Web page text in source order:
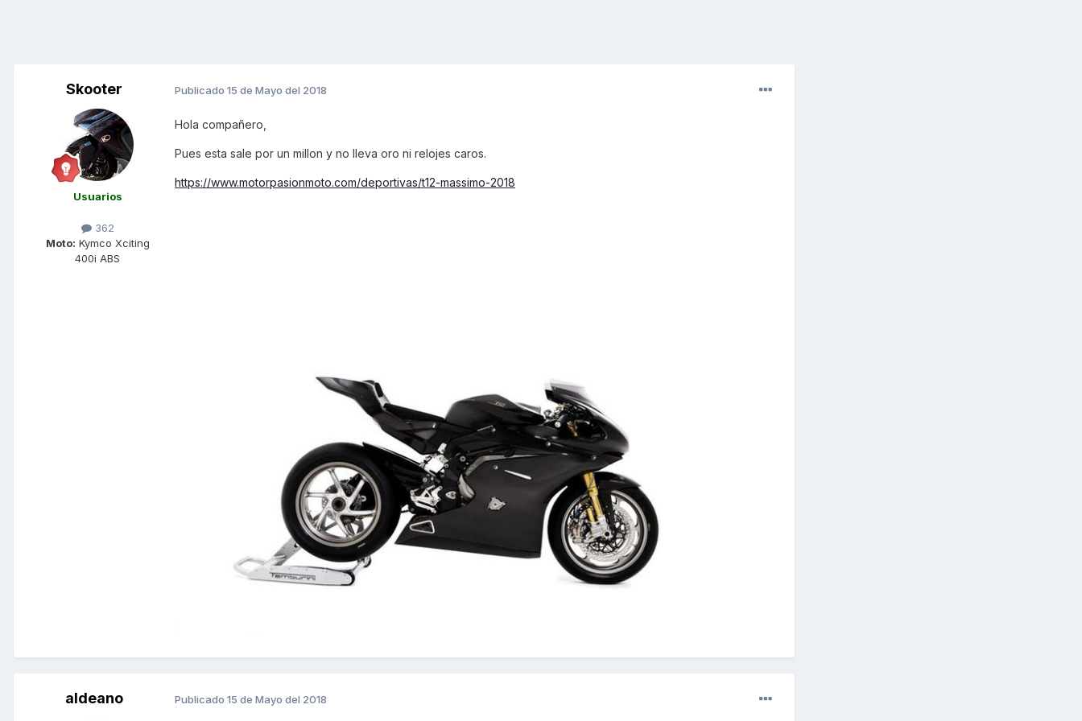
Skooter
Usuarios
362
Moto: Kymco Xciting
400i ABS
Publicado 15 de Mayo del 2018
Hola compañero,
Pues esta sale por un millon y no lleva oro ni relojes caros.
https://www.motorpasionmoto.com/deportivas/t12-massimo-2018
aldeano Publicado 15 de Mayo del 2018